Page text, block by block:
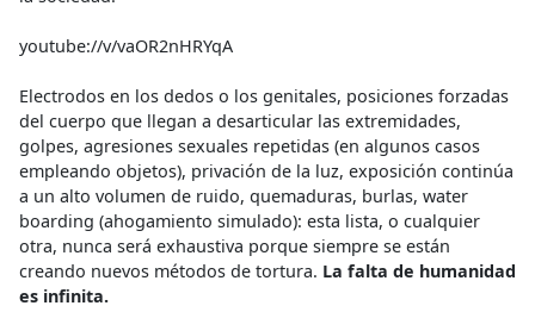
youtube://v/vaOR2nHRYqA
Electrodos en los dedos o los genitales, posiciones forzadas
del cuerpo que llegan a desarticular las extremidades,
golpes, agresiones sexuales repetidas (en algunos casos
empleando objetos), privación de la luz, exposición continúa
a un alto volumen de ruido, quemaduras, burlas, water
boarding (ahogamiento simulado): esta lista, o cualquier
otra, nunca será exhaustiva porque siempre se están
creando nuevos métodos de tortura. La falta de humanidad
es infinita.